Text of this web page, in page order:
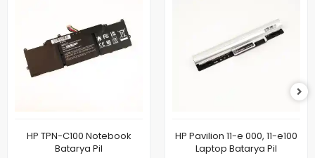
HP TPN-C100 Notebook
Batarya Pil
HP Pavilion 11-e 000, 11-e100
Laptop Batarya Pil